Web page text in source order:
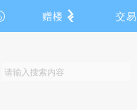
赠楼 交易